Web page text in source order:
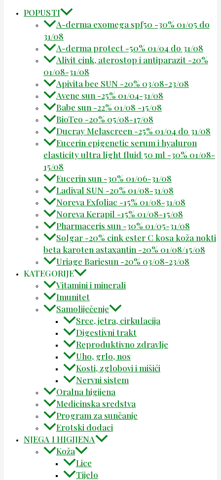
POPUSTI
A-derma exomega spf50 -30% 01/05 do
31/08
A-derma protect -50% 01/04 do 31/08
Alivit cink, aterostop i antiparazit -20%
01/08-31/08
Apivita bee SUN -20% 03/08-23/08
Avene sun -25% 01/04-31/08
Babe sun -22% 01/08 -15/08
BioTeo -20% 05/08-17/08
Ducray Melascreen -25% 01/04 do 31/08
Eucerin epigenetic serum i hyaluron
elasticity ultra light fluid 50 ml -30% 01/08-
15/08
Eucerin sun -30% 01/06-31/08
Ladival SUN -20% 01/08-31/08
Noreva Exfoliac -15% 01/08-31/08
Noreva Kerapil -15% 01/08-15/08
Pharmaceris sun -30% 01/05-31/08
Solgar -20% cink ester C kosa koža nokti
beta karoten astaxantin -20% 01/08/15/08
Uriage Bariesun -20% 03/08-23/08
KATEGORIJE
Vitamini i minerali
Imunitet
Samoliječenje
Srce, jetra, cirkulacija
Digestivni trakt
Reproduktivno zdravlje
Uho, grlo, nos
Kosti, zglobovi i mišići
Nervni sistem
Oralna higijena
Medicinska sredstva
Program za sunčanje
Erotski dodaci
NJEGA I HIGIJENA
Koža
Lice
Tijelo